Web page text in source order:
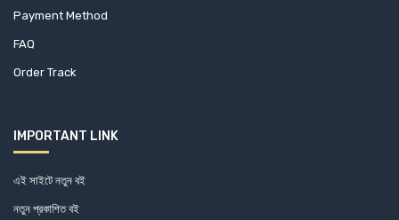
Alan Moran (1)
Albert Einstein (1)
Payment Method
FAQ
Order Track
IMPORTANT LINK
এই সাইটে নতুন বই
নতুন প্রকাশিত বই